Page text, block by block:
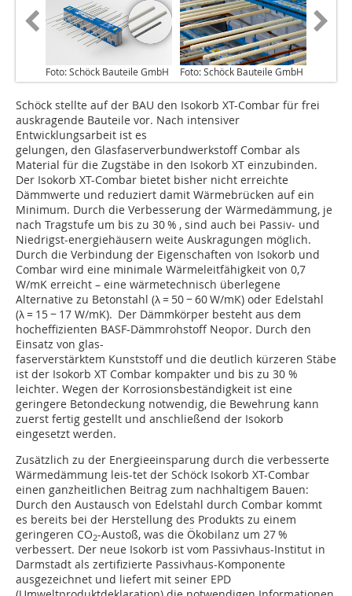
Foto: Schöck Bauteile GmbH Foto: Schöck Bauteile GmbH
Schöck stellte auf der BAU den Isokorb XT-Combar für frei
auskragende Bauteile vor. Nach intensiver
Entwicklungsarbeit ist es
gelungen, den Glasfaserverbundwerkstoff Combar als
Material für die Zugstäbe in den Isokorb XT einzubinden.
Der Isokorb XT-Combar bietet bisher nicht erreichte
Dämmwerte und reduziert damit Wärmebrücken auf ein
Minimum. Durch die Verbesserung der Wärmedämmung, je
nach Tragstufe um bis zu 30 % , sind auch bei Passiv- und
Niedrigst-energiehäusern weite Auskragungen möglich.
Durch die Verbindung der Eigenschaften von Isokorb und
Combar wird eine minimale Wärmeleitfähigkeit von 0,7
W/mK erreicht – eine wärmetechnisch überlegene
Alternative zu Betonstahl (λ = 50 − 60 W/mK) oder Edelstahl
(λ = 15 − 17 W/mK). Der Dämmkörper besteht aus dem
hocheffizienten BASF-Dämmrohstoff Neopor. Durch den
Einsatz von glas-
faserverstärktem Kunststoff und die deutlich kürzeren Stäbe
ist der Isokorb XT Combar kompakter und bis zu 30 %
leichter. Wegen der Korrosionsbeständigkeit ist eine
geringere Betondeckung notwendig, die Bewehrung kann
zuerst fertig gestellt und anschließend der Isokorb
eingesetzt werden.
Zusätzlich zu der Energieeinsparung durch die verbesserte
Wärmedämmung leis-tet der Schöck Isokorb XT-Combar
einen ganzheitlichen Beitrag zum nachhaltigem Bauen:
Durch den Austausch von Edelstahl durch Combar kommt
es bereits bei der Herstellung des Produkts zu einem
geringeren CO2-Austoß, was die Ökobilanz um 27 %
verbessert. Der neue Isokorb ist vom Passivhaus-Institut in
Darmstadt als zertifizierte Passivhaus-Komponente
ausgezeichnet und liefert mit seiner EPD